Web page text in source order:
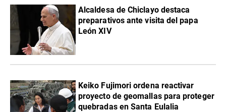
Alcaldesa de Chiclayo destaca
preparativos ante visita del papa
León XIV
Keiko Fujimori ordena reactivar
proyecto de geomallas para proteger
quebradas en Santa Eulalia